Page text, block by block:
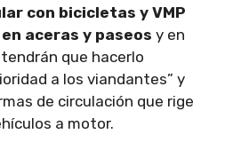
con bicicletas y VMP
aceras y paseos y en
que hacerlo
a los viandantes” y
de circulación que rige
a motor.